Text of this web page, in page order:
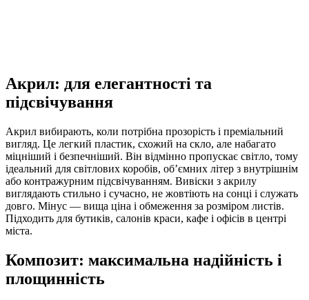
Акрил: для елегантності та
підсвічування
Акрил вибирають, коли потрібна прозорість і преміальний
вигляд. Це легкий пластик, схожий на скло, але набагато
міцніший і безпечніший. Він відмінно пропускає світло, тому
ідеальний для світлових коробів, об’ємних літер з внутрішнім
або контражурним підсвічуванням. Вивіски з акрилу
виглядають стильно і сучасно, не жовтіють на сонці і служать
довго. Мінус — вища ціна і обмеження за розміром листів.
Підходить для бутиків, салонів краси, кафе і офісів в центрі
міста.
Композит: максимальна надійність і
площинність